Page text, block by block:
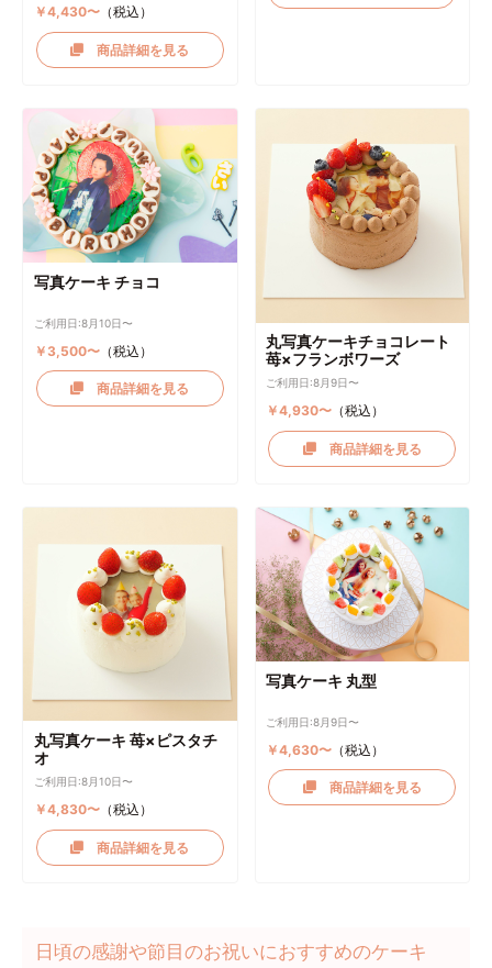
￥4,430〜（税込）
商品詳細を見る
写真ケーキ チョコ
ご利用日:8月10日〜
￥3,500〜（税込）
商品詳細を見る
丸写真ケーキチョコレート
苺×フランボワーズ
ご利用日:8月9日〜
￥4,930〜 （税込）
商品詳細を見る
丸写真ケーキ 苺×ピスタチ
オ
ご利用日:8月10日〜
￥4,830〜（税込）
商品詳細を見る
写真ケーキ 丸型
ご利用日:8月9日〜
￥4,630〜 （税込）
商品詳細を見る
日頃の感謝や節目のお祝いにおすすめのケーキ